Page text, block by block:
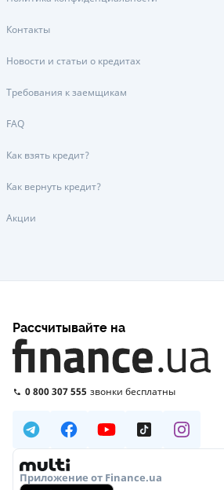
Контакты
Новости и статьи о кредитах
Требования к заемщикам
FAQ
Как взять кредит?
Как вернуть кредит?
Акции
Рассчитывайте на
0 800 307 555 звонки бесплатны
Приложение от Finance.ua